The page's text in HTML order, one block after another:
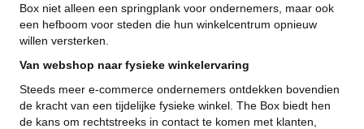
Box niet alleen een springplank voor ondernemers, maar ook
een hefboom voor steden die hun winkelcentrum opnieuw
willen versterken.
Van webshop naar fysieke winkelervaring
Steeds meer e-commerce ondernemers ontdekken bovendien
de kracht van een tijdelijke fysieke winkel. The Box biedt hen
de kans om rechtstreeks in contact te komen met klanten,